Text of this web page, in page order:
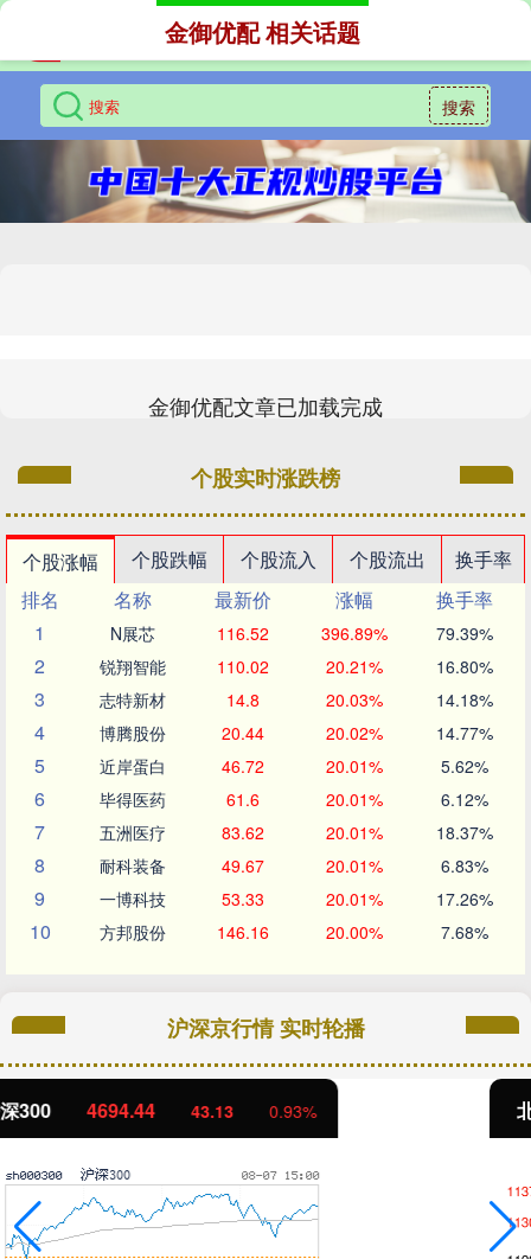
搜索
金御优配 相关话题
金御优配文章已加载完成
个股实时涨跌榜
个股涨幅 个股跌幅 个股流入 个股流出
换手率
排名
名称 最新价 涨幅
换手率
1
N展芯 116.52 396.89% 79.39%
2 锐翔智能 110.02 20.21% 16.80%
3 志特新材 14.8 20.03% 14.18%
4 博腾股份 20.44 20.02% 14.77%
5 近岸蛋白 46.72 20.01% 5.62%
6 毕得医药 61.6 20.01% 6.12%
7 五洲医疗 83.62 20.01% 18.37%
8 耐科装备 49.67 20.01% 6.83%
9 一博科技 53.33 20.01% 17.26%
10 方邦股份 146.16 20.00% 7.68%
沪深京行情 实时轮播
北证50 1134.24 11.37